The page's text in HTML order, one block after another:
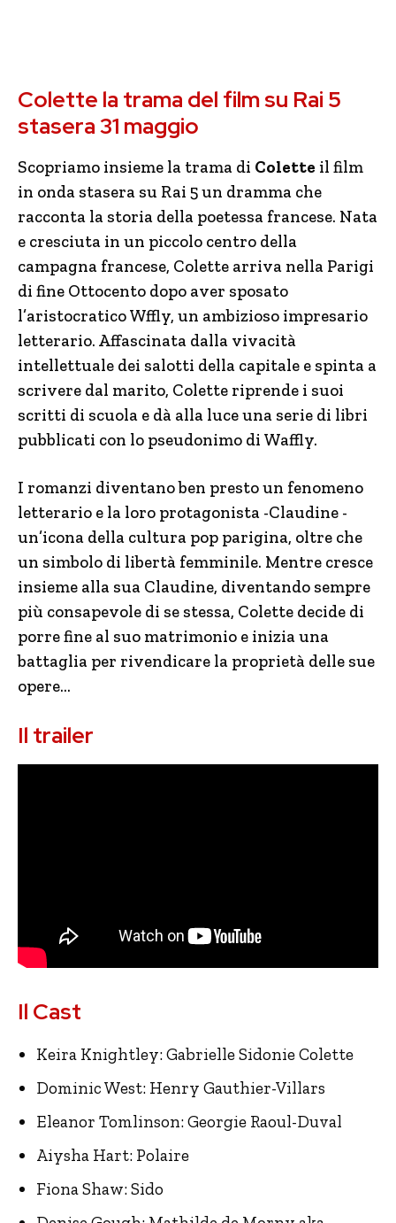
Colette la trama del film su Rai 5
stasera 31 maggio
Scopriamo insieme la trama di Colette il film
in onda stasera su Rai 5 un dramma che
racconta la storia della poetessa francese. Nata
e cresciuta in un piccolo centro della
campagna francese, Colette arriva nella Parigi
di fine Ottocento dopo aver sposato
l’aristocratico Wffly, un ambizioso impresario
letterario. Affascinata dalla vivacità
intellettuale dei salotti della capitale e spinta a
scrivere dal marito, Colette riprende i suoi
scritti di scuola e dà alla luce una serie di libri
pubblicati con lo pseudonimo di Waffly.
I romanzi diventano ben presto un fenomeno
letterario e la loro protagonista -Claudine -
un’icona della cultura pop parigina, oltre che
un simbolo di libertà femminile. Mentre cresce
insieme alla sua Claudine, diventando sempre
più consapevole di se stessa, Colette decide di
porre fine al suo matrimonio e inizia una
battaglia per rivendicare la proprietà delle sue
opere…
Il trailer
Il Cast
Keira Knightley: Gabrielle Sidonie Colette
Dominic West: Henry Gauthier-Villars
Eleanor Tomlinson: Georgie Raoul-Duval
Aiysha Hart: Polaire
Fiona Shaw: Sido